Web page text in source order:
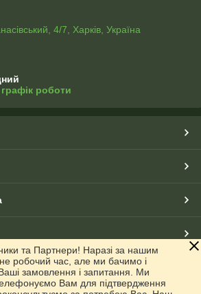
4/7, Харків, Україна
роботи
та Партнери! Наразі за нашим
робочий час, але ми бачимо і
замовлення і запитання. Ми
Вам для підтвердження